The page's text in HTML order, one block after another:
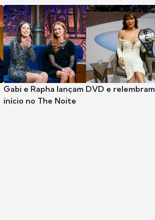
Gabi e Rapha lançam DVD e relembram
início no The Noite